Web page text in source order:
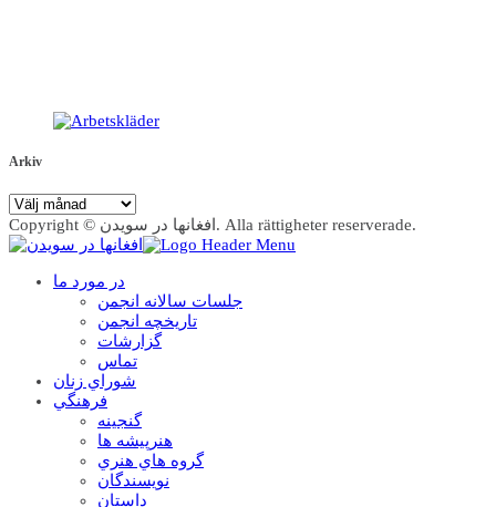
Arkiv
Arkiv
Copyright © افغانها در سویدن. Alla rättigheter reserverade.
در مورد ما
جلسات سالانه انجمن
تاریخچه انجمن
گزارشات
تماس
شوراي زنان
فرهنگي
گنجينه
هنرپيشه ها
گروه هاي هنري
نويسندگان
داستان